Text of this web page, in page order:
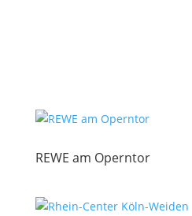
REWE am Operntor